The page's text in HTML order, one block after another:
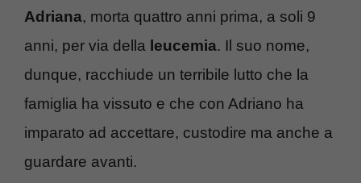
Adriana, morta quattro anni prima, a soli 9
anni, per via della leucemia. Il suo nome,
dunque, racchiude un terribile lutto che la
famiglia ha vissuto e che con Adriano ha
imparato ad accettare, custodire ma anche a
guardare avanti.